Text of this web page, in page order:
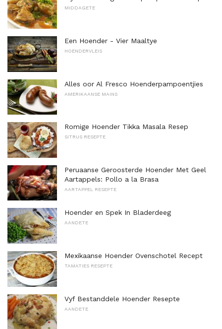
MIDDAGETE
Een Hoender - Vier Maaltye
HOENDERVLEIS
Alles oor Al Fresco Hoenderpampoentjies
AMERIKAANSE MAINS
Romige Hoender Tikka Masala Resep
SITRUS RESEPTE
Peruaanse Geroosterde Hoender Met Geel
Aartappels: Pollo a la Brasa
AARTAPPEL RESEPTE
Hoender en Spek In Bladerdeeg
AANDETE
Mexikaanse Hoender Ovenschotel Recept
TAMATIES RESEPTE
Vyf Bestanddele Hoender Resepte
AANDETE